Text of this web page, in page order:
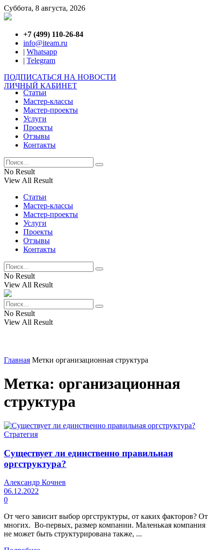
Суббота, 8 августа, 2026
+7 (499) 110-26-84
info@iteam.ru
| Whatsapp
| Telegram
ПОДПИСАТЬСЯ НА НОВОСТИ
ЛИЧНЫЙ КАБИНЕТ
Статьи
Мастер-классы
Мастер-проекты
Услуги
Проекты
Отзывы
Контакты
No Result
View All Result
Статьи
Мастер-классы
Мастер-проекты
Услуги
Проекты
Отзывы
Контакты
No Result
View All Result
No Result
View All Result
Главная Метки организационная структура
Метка: организационная
структура
Стратегия
Существует ли единственно правильная
оргструктура?
Александр Кочнев
06.12.2022
0
От чего зависит выбор оргструктуры, от каких факторов? От
многих. Во-первых, размер компании. Маленькая компания
не может быть структурирована также, ...